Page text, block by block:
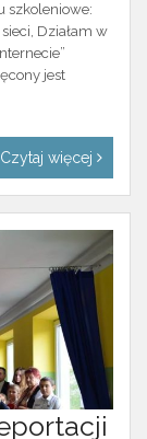
szkoleniowe:
Działam w
jest
Czytaj więcej